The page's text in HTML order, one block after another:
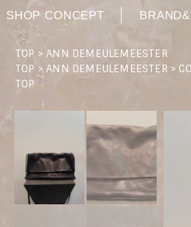
SHOP CONCEPT
TOP > ANN DEMEULEMEESTER
TOP > ANN DEMEULEMEESTER >
TOP